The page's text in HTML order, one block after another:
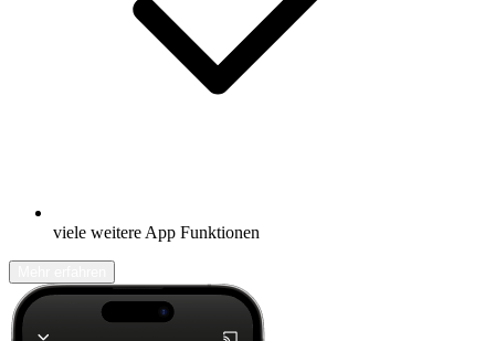
viele weitere App Funktionen